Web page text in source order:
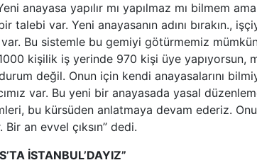
anayasa yapılır mı yapılmaz mı bilmem
talebi var. Yeni anayasanın adını bırakın.,
var. Bu sistemle bu gemiyi götürmemiz
kişilik iş yerinde 970 kişi üye yapıyorsun,
değil. Onun için kendi anayasalarını
var. Bu yeni bir anayasada yasal
bu kürsüden anlatmaya devam ederiz.
Bir an evvel çıksın” dedi.
İSTANBUL’DAYIZ”